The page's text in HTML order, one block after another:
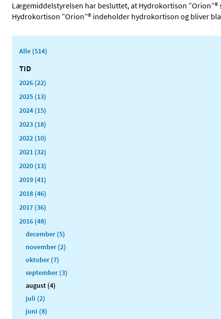
Lægemiddelstyrelsen har besluttet, at Hydrokortison
Hydrokortison ”Orion”® indeholder hydrokortison og bliver
Alle (514)
TID
2026 (22)
2025 (13)
2024 (15)
2023 (18)
2022 (10)
2021 (32)
2020 (13)
2019 (41)
2018 (46)
2017 (36)
2016 (48)
december (5)
november (2)
oktober (7)
september (3)
august (4)
juli (2)
juni (8)